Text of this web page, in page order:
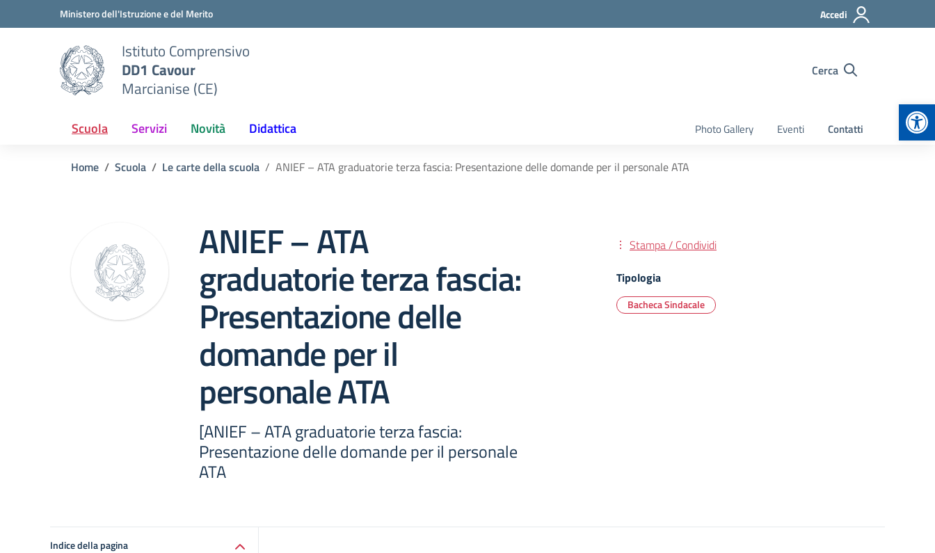
Vai ai contenuti
Vai al menu di navigazioneMinistero dell'Istruzione e del Merito Accedi
Istituto Comprensivo
DD1 Cavour
Marcianise (CE)
Cerca
Scuola Servizi Novità Didattica Photo Gallery Eventi Contatti
Home Scuola Le carte della scuola ANIEF – ATA graduatorie terza fascia: Presentazione delle domande per il personale ATA
ANIEF – ATA
graduatorie terza fascia:
Presentazione delle
domande per il
personale ATA
[ANIEF – ATA graduatorie terza fascia:
Presentazione delle domande per il personale
ATA
Stampa / Condividi
Tipologia
Bacheca Sindacale
Indice della pagina